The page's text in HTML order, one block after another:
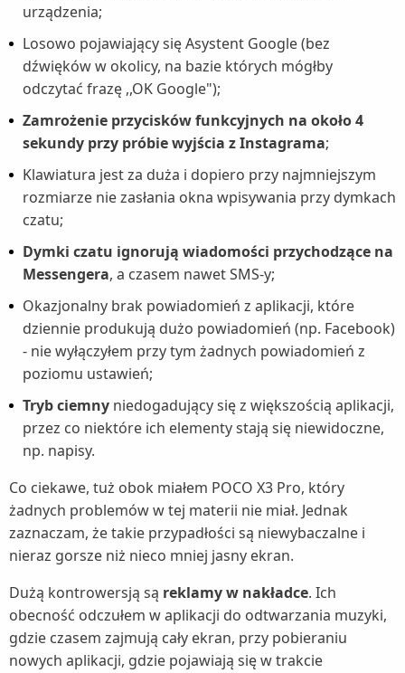
urządzenia;
Losowo pojawiający się Asystent Google (bez
dźwięków w okolicy, na bazie których mógłby
odczytać frazę ,,OK Google");
Zamrożenie przycisków funkcyjnych na około 4
sekundy przy próbie wyjścia z Instagrama;
Klawiatura jest za duża i dopiero przy najmniejszym
rozmiarze nie zasłania okna wpisywania przy dymkach
czatu;
Dymki czatu ignorują wiadomości przychodzące na
Messengera, a czasem nawet SMS-y;
Okazjonalny brak powiadomień z aplikacji, które
dziennie produkują dużo powiadomień (np. Facebook)
- nie wyłączyłem przy tym żadnych powiadomień z
poziomu ustawień;
Tryb ciemny niedogadujący się z większością aplikacji,
przez co niektóre ich elementy stają się niewidoczne,
np. napisy.
Co ciekawe, tuż obok miałem POCO X3 Pro, który
żadnych problemów w tej materii nie miał. Jednak
zaznaczam, że takie przypadłości są niewybaczalne i
nieraz gorsze niż nieco mniej jasny ekran.
Dużą kontrowersją są reklamy w nakładce. Ich
obecność odczułem w aplikacji do odtwarzania muzyki,
gdzie czasem zajmują cały ekran, przy pobieraniu
nowych aplikacji, gdzie pojawiają się w trakcie